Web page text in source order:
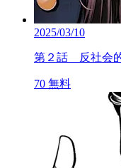
2025/03/10
第２話 反社会
70 無料